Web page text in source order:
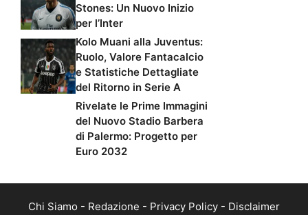
Stones: Un Nuovo Inizio
per l’Inter
Kolo Muani alla Juventus:
Ruolo, Valore Fantacalcio
e Statistiche Dettagliate
del Ritorno in Serie A
Rivelate le Prime Immagini
del Nuovo Stadio Barbera
di Palermo: Progetto per
Euro 2032
Chi Siamo - Redazione - Privacy Policy - Disclaimer